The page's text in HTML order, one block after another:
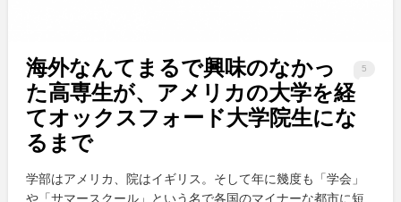
5
海外なんてまるで興味のなかっ
た高専生が、アメリカの大学を経
てオックスフォード大学院生にな
るまで
学部はアメリカ、院はイギリス。そして年に幾度も「学会」
や「サマースクール」という名で各国のマイナーな都市に短